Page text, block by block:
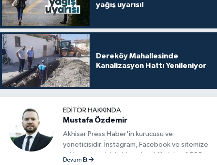
yağış uyarısı!
Dereköy Mahallesinde
Kanalizasyon Hattı Yenileniyor
EDITÖR HAKKINDA
Mustafa Özdemir
Akhisar Press Haber'in kurucusu ve
yöneticisidir. İnstagram, Facebook ve sitemize
reklam vermek için bize ulaşabilirsiniz - 0555
Devam Et